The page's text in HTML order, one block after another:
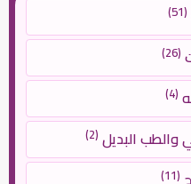
(51)
(26)
(4)
والطب البديل (2)
(11)